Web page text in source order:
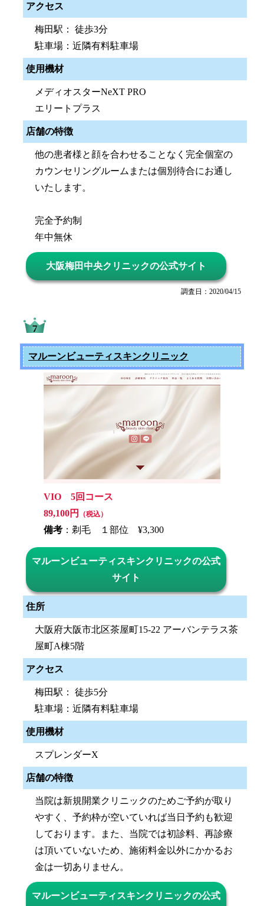
アクセス
梅田駅： 徒歩3分
駐車場：近隣有料駐車場
使用機材
メディオスターNeXT PRO
エリートプラス
店舗の特徴
他の患者様と顔を合わせることなく完全個室の
カウンセリングルームまたは個別待合にお通し
いたします。
完全予約制
年中無休
大阪梅田中央クリニックの公式サイト
調査日：2020/04/15
マルーンビューティスキンクリニック
VIO 5回コース
89,100円
（税込）
備考 ：剃毛 １部位 ¥3,300
マルーンビューティスキンクリニックの公式
サイト
住所
大阪府大阪市北区茶屋町15-22 アーバンテラス茶
屋町A棟5階
アクセス
梅田駅： 徒歩5分
駐車場：近隣有料駐車場
使用機材
スプレンダーX
店舗の特徴
当院は新規開業クリニックのためご予約が取り
やすく、予約枠が空いていれば当日予約も歓迎
しております。また、当院では初診料、再診療
は頂いていないため、施術料金以外にかかるお
金は一切ありません。
マルーンビューティスキンクリニックの公式